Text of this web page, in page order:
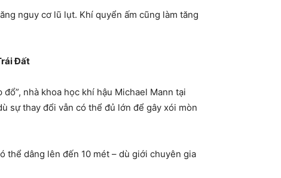
nguy cơ lũ lụt. Khí quyển ấm cũng làm tăng
Đất
nhà khoa học khí hậu Michael Mann tại
sự thay đổi vẫn có thể đủ lớn để gây xói mòn
thể dâng lên đến 10 mét – dù giới chuyên gia